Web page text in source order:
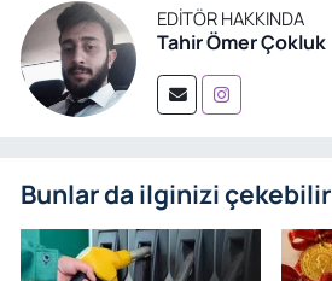
EDITÖR HAKKINDA
Tahir Ömer Çokluk
Bunlar da ilginizi çekebilir